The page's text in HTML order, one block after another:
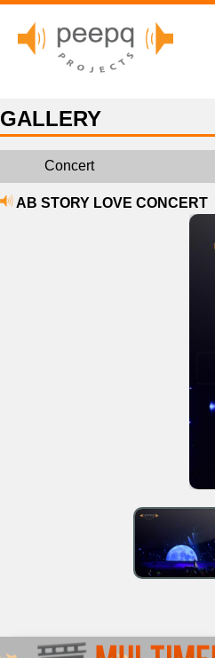
GALLERY
Concert
AB STORY LOVE CONCERT